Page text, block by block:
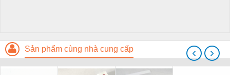
Sản phẩm cùng nhà cung cấp ‹ ›